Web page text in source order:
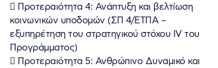
 Προτεραιότητα 4: Ανάπτυξη και βελτίωση
κοινωνικών υποδομών (ΣΠ 4/ΕΤΠΑ –
εξυπηρέτηση του στρατηγικού στόχου ΙV του
Προγράμματος)
 Προτεραιότητα 5: Ανθρώπινο Δυναμικό και